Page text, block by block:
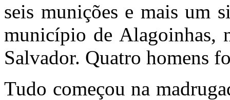
seis munições e mais um
município de Alagoinhas,
Salvador. Quatro homens
Tudo começou na